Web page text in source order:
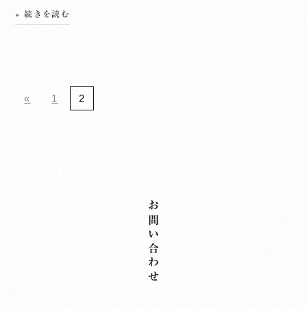
» 続きを読む
« 1 2
お問い合わせ